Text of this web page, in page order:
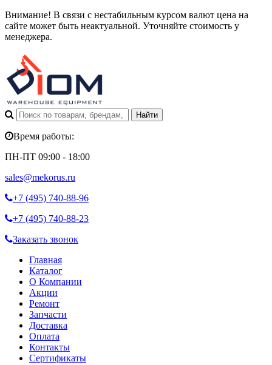
Внимание! В связи с нестабильным курсом валют цена на
сайте может быть неактуальной. Уточняйте стоимость у
менеджера.
Время работы:
ПН-ПТ 09:00 - 18:00
sales@mekorus.ru
+7 (495) 740-88-96
+7 (495) 740-88-23
Заказать звонок
Главная
Каталог
О Компании
Акции
Ремонт
Запчасти
Доставка
Оплата
Контакты
Сертификаты